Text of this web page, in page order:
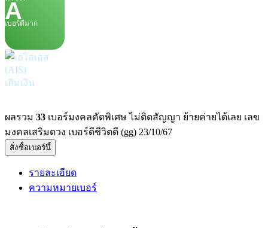
A
เบอร์ดีมาก
เติมเงิน
ผลรวม 33 เบอร์มงคลคัดพิเศษ ไม่ติดสัญญา ย้ายค่ายได้เลย เลข
มงคลเสริมดวง เบอร์ดีชีวิตดี (gg) 23/10/67
สั่งซื้อเบอร์นี้
รายละเอียด
ความหมายเบอร์